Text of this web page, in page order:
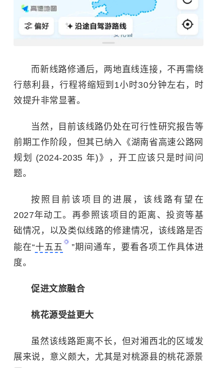
而新线路修通后，两地直线连接，不再需绕
行慈利县，行程将缩短到1小时30分钟左右，时
效提升非常显著。
当然，目前该线路仍处在可行性研究报告等
前期工作阶段，但其已纳入《湖南省高速公路网
规划 (2024-2035 年)》，开工应该只是时间问
题。
按照目前该项目的进展，该线路有望在
2027年动工。再参照该项目的距离、投资等基
础情况，以及类似线路的修建情况，该线路是否
能在“十五五
”期间通车，要看各项工作具体进
度。
促进文旅融合
桃花源受益更大
虽然该线路距离不长，但对湘西北的区域发
展来说，意义颇大，尤其是对桃源县的桃花源景